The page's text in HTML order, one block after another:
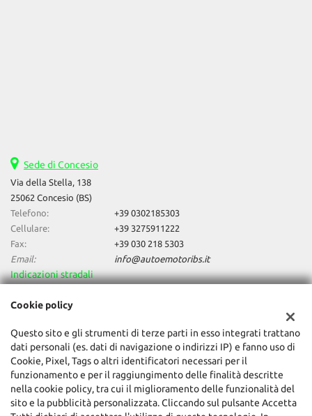
Sede di Concesio
Via della Stella, 138
25062 Concesio (BS)
Telefono:
+39 0302185303
Cellulare:
+39 3275911222
Fax:
+39 030 218 5303
Email:
info@autoemotoribs.it
Indicazioni stradali
Auto & Motori Di Daniele Bagozzi
Via della Stella, 138, Concesio (BS)
C.F/P.IVA:
03856060987
Registro delle imprese:BS
Cookie policy
Questo sito e gli strumenti di terze parti in esso integrati trattano
dati personali (es. dati di navigazione o indirizzi IP) e fanno uso di
Cookie, Pixel, Tags o altri identificatori necessari per il
funzionamento e per il raggiungimento delle finalità descritte
nella cookie policy, tra cui il miglioramento delle funzionalità del
sito e la pubblicità personalizzata. Cliccando sul pulsante Accetta